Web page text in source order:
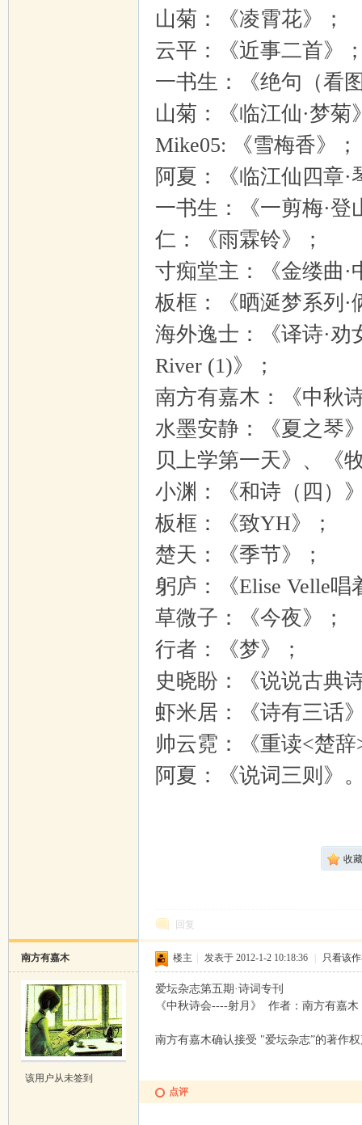
山菊：《凌霄花》；
云平：《近事二首》
一书生：《绝句（看
山菊：《临江仙·梦菊
Mike05: 《雪梅香》；
阿夏：《临江仙四章·
一书生：《一剪梅·登
仁：《雨霖铃》；
寸痴堂主：《金缕曲·
板框：《晒涎梦系列·
海外逸士：《译诗·劝
River (1)》；
南方有嘉木：《中秋
水墨安静：《夏之琴
贝上学第一天》、《
小渊：《和诗（四）
板框：《致YH》；
楚天：《季节》；
躬庐：《Elise Velle唱
草微子：《今夜》；
行者：《梦》；
史晓盼：《说说古典
虾米居：《诗有三话
帅云霓：《重读<楚
阿夏：《说词三则》
收藏
回复
南方有嘉木
该用户从未签到
楼主 发表于 2012-1-2 10:18:36 只看该
爱坛杂志第五期·诗词专刊
《中秋诗会----射月》 作者：南方有嘉
南方有嘉木确认接受 "爱坛杂志”的著作
点评